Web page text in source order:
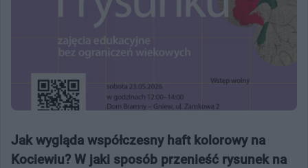
Jak wygląda współczesny haft kolorowy na
Kociewiu? W jaki sposób przenieść rysunek na